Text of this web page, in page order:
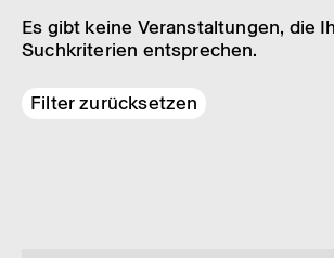
Es gibt keine Veranstaltungen, die
Suchkriterien entsprechen.
Filter zurücksetzen